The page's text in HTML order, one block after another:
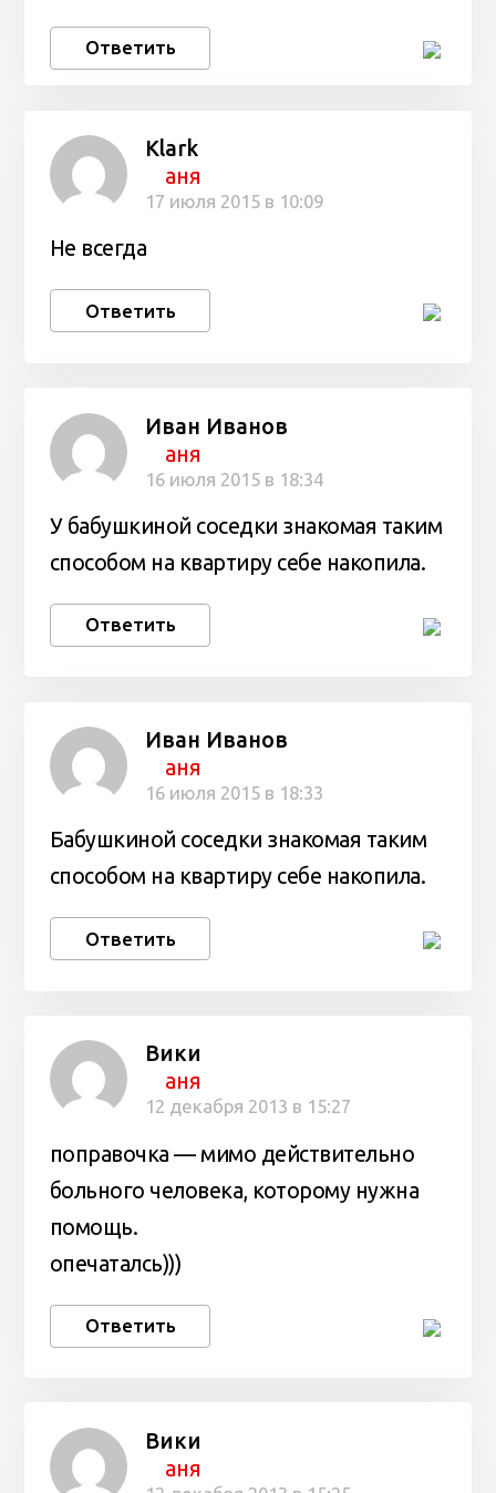
Ответить
Klark
аня
17 июля 2015 в 10:09
Не всегда
Ответить
Иван Иванов
аня
16 июля 2015 в 18:34
У бабушкиной соседки знакомая таким
способом на квартиру себе накопила.
Ответить
Иван Иванов
аня
16 июля 2015 в 18:33
Бабушкиной соседки знакомая таким
способом на квартиру себе накопила.
Ответить
Вики
аня
12 декабря 2013 в 15:27
поправочка — мимо действительно
больного человека, которому нужна
помощь.
опечаталсь)))
Ответить
Вики
аня